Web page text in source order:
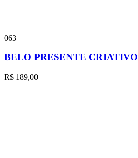
063
BELO PRESENTE CRIATIVO
R$ 189,00